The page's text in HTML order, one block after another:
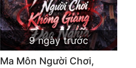
9 ngày trước
Ma Môn Người Chơi,